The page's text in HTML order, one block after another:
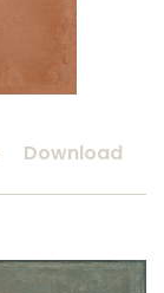
Download